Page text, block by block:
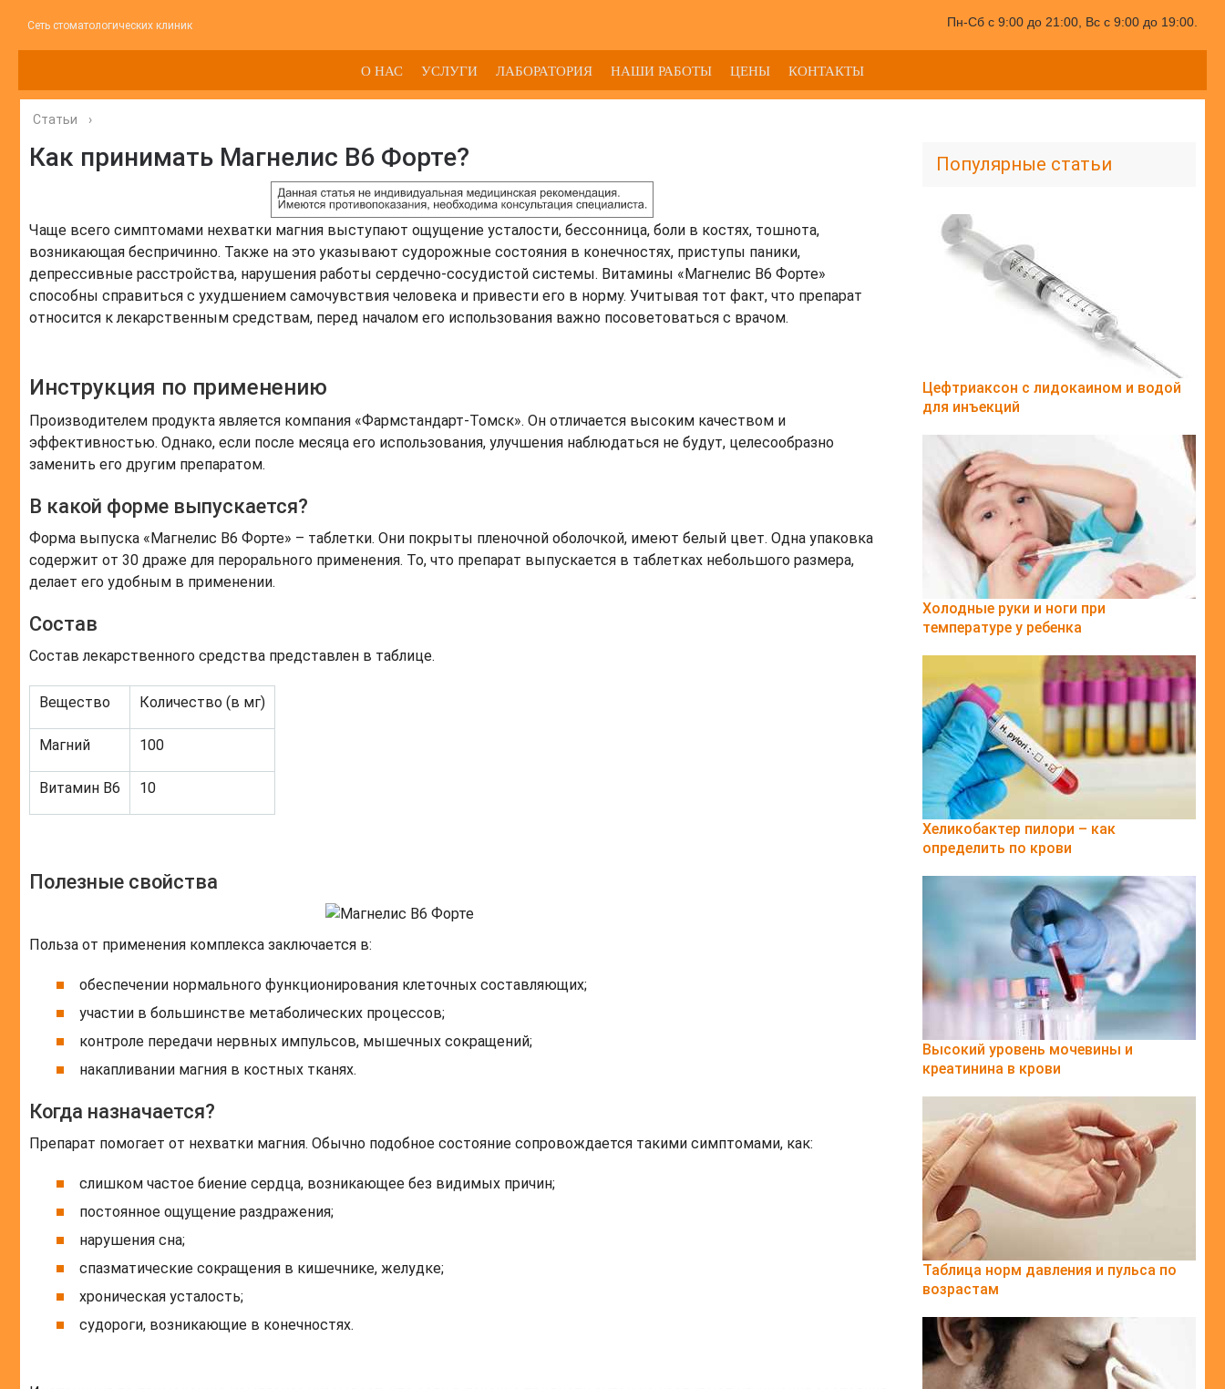
Сеть стоматологических клиник Пн-Сб с 9:00 до 21:00, Вс с 9:00 до 19:00.
О НАС УСЛУГИ ЛАБОРАТОРИЯ НАШИ РАБОТЫ ЦЕНЫ КОНТАКТЫ
Статьи ›
Как принимать Магнелис B6 Форте?
Чаще всего симптомами нехватки магния выступают ощущение усталости, бессонница, боли в костях, тошнота,
возникающая беспричинно. Также на это указывают судорожные состояния в конечностях, приступы паники,
депрессивные расстройства, нарушения работы сердечно-сосудистой системы. Витамины «Магнелис В6 Форте»
способны справиться с ухудшением самочувствия человека и привести его в норму. Учитывая тот факт, что препарат
относится к лекарственным средствам, перед началом его использования важно посоветоваться с врачом.
Инструкция по применению
Производителем продукта является компания «Фармстандарт-Томск». Он отличается высоким качеством и
эффективностью. Однако, если после месяца его использования, улучшения наблюдаться не будут, целесообразно
заменить его другим препаратом.
В какой форме выпускается?
Форма выпуска «Магнелис В6 Форте» – таблетки. Они покрыты пленочной оболочкой, имеют белый цвет. Одна упаковка
содержит от 30 драже для перорального применения. То, что препарат выпускается в таблетках небольшого размера,
делает его удобным в применении.
Состав
Состав лекарственного средства представлен в таблице.
Вещество Количество (в мг)
Магний 100
Витамин В6 10
Полезные свойства
Польза от применения комплекса заключается в:
обеспечении нормального функционирования клеточных составляющих;
участии в большинстве метаболических процессов;
контроле передачи нервных импульсов, мышечных сокращений;
накапливании магния в костных тканях.
Когда назначается?
Препарат помогает от нехватки магния. Обычно подобное состояние сопровождается такими симптомами, как:
слишком частое биение сердца, возникающее без видимых причин;
постоянное ощущение раздражения;
нарушения сна;
спазматические сокращения в кишечнике, желудке;
хроническая усталость;
судороги, возникающие в конечностях.
Популярные статьи
Цефтриаксон с лидокаином и водой
для инъекций
Холодные руки и ноги при
температуре у ребенка
Хеликобактер пилори – как
определить по крови
Высокий уровень мочевины и
креатинина в крови
Таблица норм давления и пульса по
возрастам